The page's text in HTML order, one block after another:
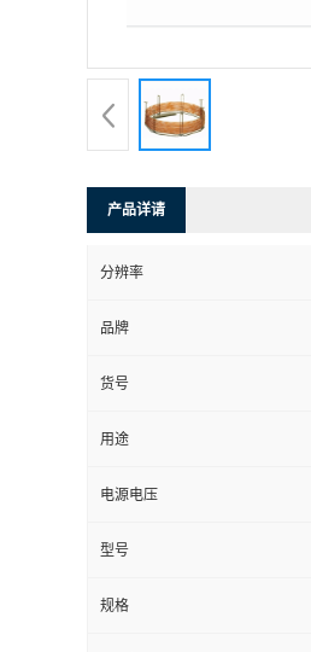
产品详请
分辨率
品牌
货号
用途
电源电压
型号
规格